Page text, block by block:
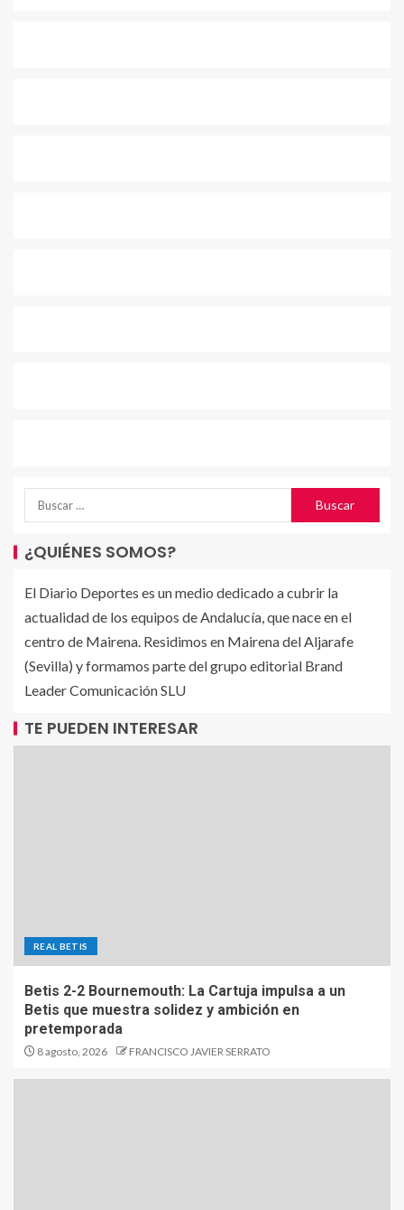
¿QUIÉNES SOMOS?
El Diario Deportes es un medio dedicado a cubrir la
actualidad de los equipos de Andalucía, que nace en el
centro de Mairena. Residimos en Mairena del Aljarafe
(Sevilla) y formamos parte del grupo editorial Brand
Leader Comunicación SLU
TE PUEDEN INTERESAR
REAL BETIS
Betis 2-2 Bournemouth: La Cartuja impulsa a un
Betis que muestra solidez y ambición en
pretemporada
8 agosto, 2026 FRANCISCO JAVIER SERRATO